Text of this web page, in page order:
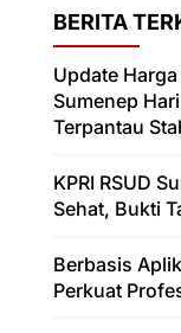
BERITA
Update
Sumenep
Terpantau
KPRI RSUD
Sehat, Bukti
Berbasis
Perkuat